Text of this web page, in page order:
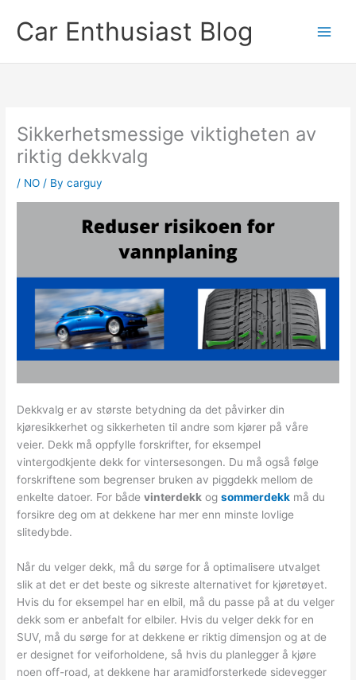
contentCar Enthusiast Blog
Sikkerhetsmessige viktigheten av
riktig dekkvalg
/ NO / Bycarguy
Dekkvalg er av største betydning da det påvirker din
kjøresikkerhet og sikkerheten til andre som kjører på våre
veier. Dekk må oppfylle forskrifter, for eksempel
vintergodkjente dekk for vintersesongen. Du må også følge
forskriftene som begrenser bruken av piggdekk mellom de
enkelte datoer. For bådevinterdekk ogsommerdekk må du
forsikre deg om at dekkene har mer enn minste lovlige
slitedybde.
Når du velger dekk, må du sørge for å optimalisere utvalget
slik at det er det beste og sikreste alternativet for kjøretøyet.
Hvis du for eksempel har en elbil, må du passe på at du velger
dekk som er anbefalt for elbiler. Hvis du velger dekk for en
SUV, må du sørge for at dekkene er riktig dimensjon og at de
er designet for veiforholdene, så hvis du planlegger å kjøre
noen off-road, at dekkene har aramidforsterkede sidevegger